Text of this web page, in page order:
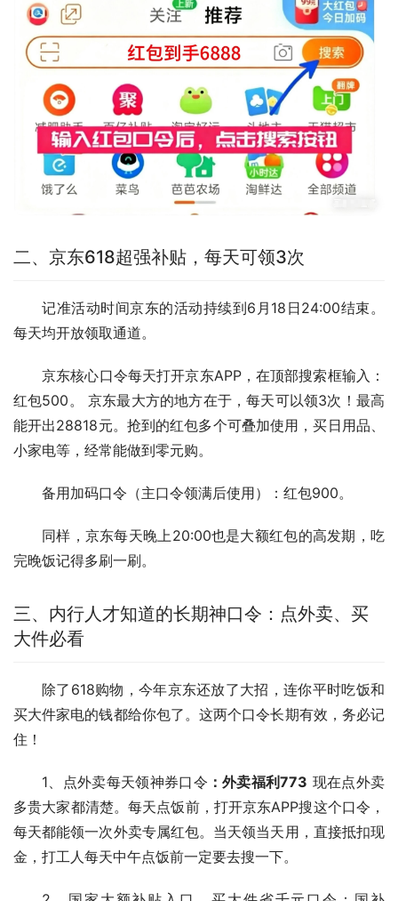
二、京东618超强补贴，每天可领3次
记准活动时间京东的活动持续到6月18日24:00结束。
每天均开放领取通道。
京东核心口令每天打开京东APP，在顶部搜索框输入：
红包500。 京东最大方的地方在于，每天可以领3次！最高
能开出28818元。抢到的红包多个可叠加使用，买日用品、
小家电等，经常能做到零元购。
备用加码口令（主口令领满后使用）：红包900。
同样，京东每天晚上20:00也是大额红包的高发期，吃
完晚饭记得多刷一刷。
三、内行人才知道的长期神口令：点外卖、买
大件必看
除了618购物，今年京东还放了大招，连你平时吃饭和
买大件家电的钱都给你包了。这两个口令长期有效，务必记
住！
1、点外卖每天领神券口令 ：外卖福利773 现在点外卖
多贵大家都清楚。每天点饭前，打开京东APP搜这个口令，
每天都能领一次外卖专属红包。当天领当天用，直接抵扣现
金，打工人每天中午点饭前一定要去搜一下。